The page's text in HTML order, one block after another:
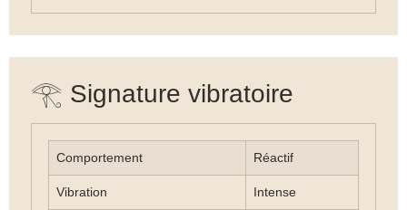
𓂀 Signature vibratoire
Comportement Réactif
Vibration Intense